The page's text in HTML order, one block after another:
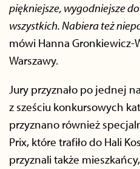
piękniejsze, wygodniejsze
wszystkich. Nabiera też
mówi Hanna Gronkiewicz-
Warszawy.
Jury przyznało po jednej
z sześciu konkursowych
przyznano również
Prix, które trafiło do Hali
przyznali także